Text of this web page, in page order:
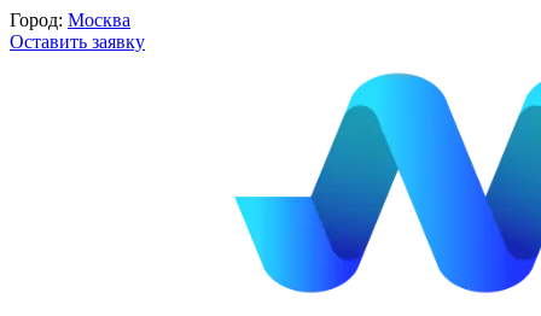
Город: Москва
Оставить заявку